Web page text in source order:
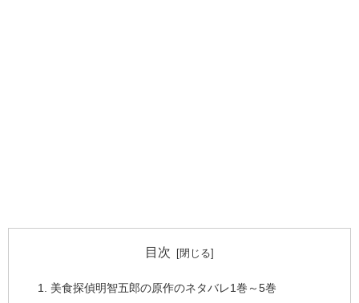
目次
美食探偵明智五郎の原作のネタバレ1巻～5巻